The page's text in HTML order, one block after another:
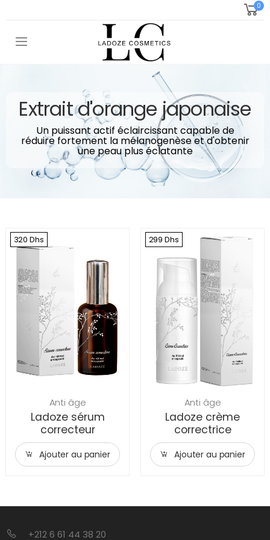
0
Toggle mobile menu
Extrait d'orange japonaise
Un puissant actif éclaircissant capable de
réduire fortement la mélanogenèse et d'obtenir
une peau plus éclatante
320 Dhs
Anti âge
Ladoze sérum
correcteur
Ajouter au panier
299 Dhs
Anti âge
Ladoze crème
correctrice
Ajouter au panier
+212 6 61 44 38 20